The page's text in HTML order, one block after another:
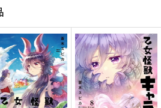
MIXTURES
in Wonderland.
円（税込）
すなめりドリルクリア
ファイル(七瀬尚)幽々
子＆妖夢
すなめりドリル
517円（税込）
魂魄妖夢